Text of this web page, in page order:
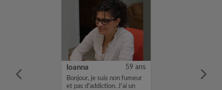
Ioanna 59 ans
Bonjour, je suis non fumeur
et pas d'addiction. J'ai un